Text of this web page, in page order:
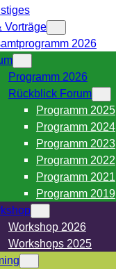
Vorträge
2026
Programm 2026
Rückblick Forum
Programm 2025
Programm 2024
Programm 2023
Programm 2022
Programm 2021
Programm 2019
Workshop 2026
Workshops 2025